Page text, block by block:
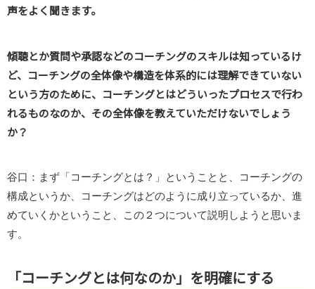
声をよく聞きます。
傾聴とか質問や承認などのコーチングのスキルは知っているけ
ど、コーチングの全体像や構造を体系的には理解できていない
という方のために、コーチングとはどういったプロセスで行わ
れるものなのか、その全体像を教えていただけないでしょう
か？
谷口：まず「コーチングとは？」ということと、コーチングの
構成というか、コーチングはどのように成り立っているか、進
めていくかということ、この２つについて説明しようと思いま
す。
「コーチングとは何なのか」を明確にする